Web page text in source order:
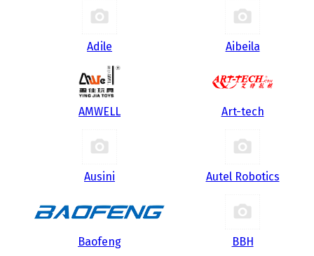
Adile Aibeila
AMWELL Art-tech
Ausini Autel Robotics
Baofeng BBH